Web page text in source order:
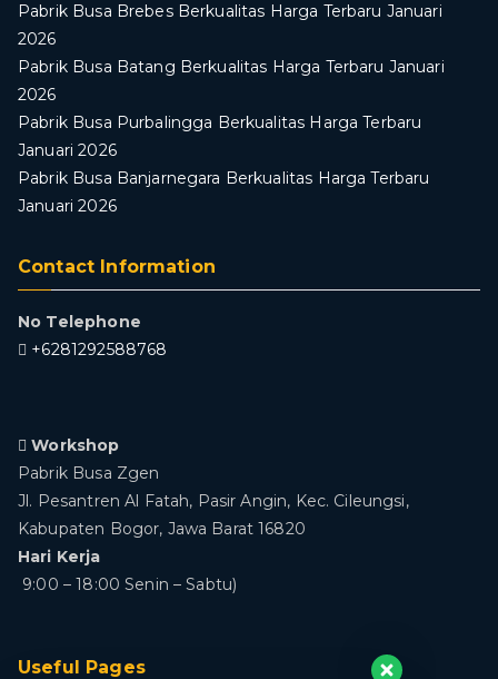
Pabrik Busa Brebes Berkualitas Harga Terbaru Januari
2026
Pabrik Busa Batang Berkualitas Harga Terbaru Januari
2026
Pabrik Busa Purbalingga Berkualitas Harga Terbaru
Januari 2026
Pabrik Busa Banjarnegara Berkualitas Harga Terbaru
Januari 2026
Contact Information
No Telephone
+6281292588768
Workshop
Pabrik Busa Zgen
Jl. Pesantren Al Fatah, Pasir Angin, Kec. Cileungsi,
Kabupaten Bogor, Jawa Barat 16820
Hari Kerja
9:00 – 18:00 Senin – Sabtu)
Useful Pages